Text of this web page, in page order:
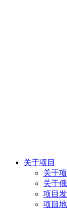
关于项目
关于
关于
项目
项目